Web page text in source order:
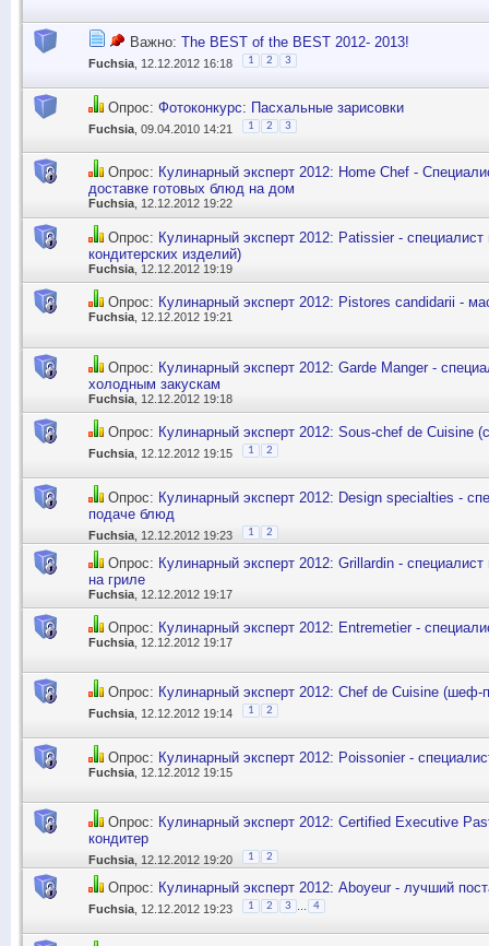
Важно: The BEST of the BEST 2012- 2013!
Fuchsia , 12.12.2012 16:18 1 2 3
Опрос: Фотоконкурс: Пасхальные зарисовки
Fuchsia , 09.04.2010 14:21 1 2 3
Опрос: Кулинарный эксперт 2012: Home Chef -
доставке готовых блюд на дом
Fuchsia, 12.12.2012 19:22
Опрос: Кулинарный эксперт 2012: Patissier - специалист
кондитерских изделий)
Fuchsia , 12.12.2012 19:19
Опрос: Кулинарный эксперт 2012: Pistores candidarii -
Fuchsia , 12.12.2012 19:21
Опрос: Кулинарный эксперт 2012: Garde Manger -
холодным закускам
Fuchsia , 12.12.2012 19:18
Опрос: Кулинарный эксперт 2012: Sous-chef de Cuisine
Fuchsia , 12.12.2012 19:15 1 2
Опрос: Кулинарный эксперт 2012: Design specialties -
подаче блюд
Fuchsia , 12.12.2012 19:23 1 2
Опрос: Кулинарный эксперт 2012: Grillardin -
на гриле
Fuchsia , 12.12.2012 19:17
Опрос: Кулинарный эксперт 2012: Entremetier -
Fuchsia , 12.12.2012 19:17
Опрос: Кулинарный эксперт 2012: Chef de Cuisine (шеф-
Fuchsia , 12.12.2012 19:14 1 2
Опрос: Кулинарный эксперт 2012: Poissonier -
Fuchsia , 12.12.2012 19:15
Опрос: Кулинарный эксперт 2012: Certified Executive
кондитер
Fuchsia , 12.12.2012 19:20 1 2
Опрос: Кулинарный эксперт 2012: Aboyeur - лучший
Fuchsia , 12.12.2012 19:23 1 2 3 4